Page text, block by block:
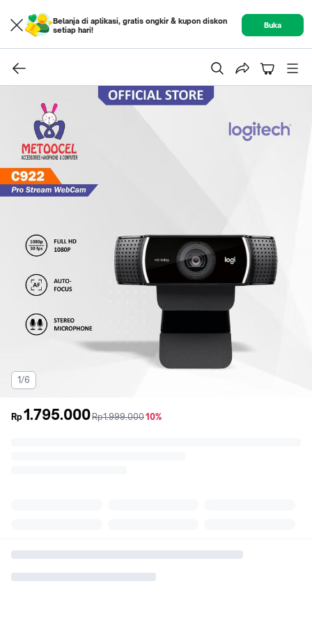
Belanja di aplikasi, gratis ongkir & kupon diskon
setiap hari!
Buka
1/6
Rp1.795.000sebelum
Rp1.999.000diskon
10%